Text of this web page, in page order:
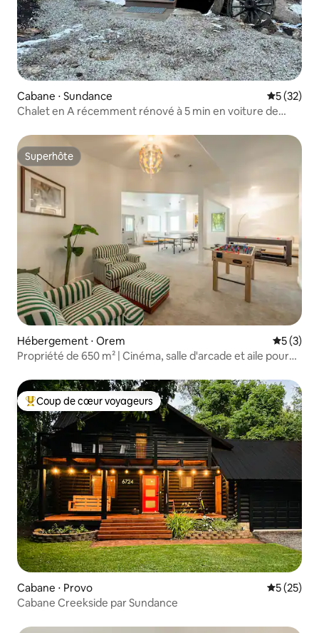
Cabane ⋅ Sundance
5 (32)
Chalet en A récemment rénové à 5 min en voiture de
Superhôte
Superhôte
Hébergement ⋅ Orem
5 (3)
Propriété de 650 m² | Cinéma, salle d'arcade et aile pour
Coups de cœur voyageurs les plus appréciés
Coup de cœur voyageurs
Cabane ⋅ Provo
5 (25)
Cabane Creekside par Sundance